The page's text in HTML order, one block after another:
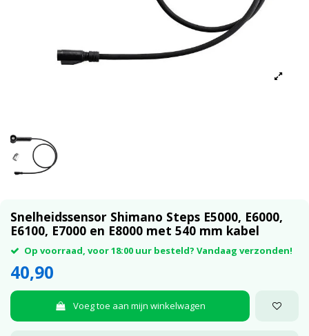
Snelheidssensor Shimano Steps E5000, E6000,
E6100, E7000 en E8000 met 540 mm kabel
Op voorraad, voor 18:00 uur besteld? Vandaag verzonden!
40,90
Voeg toe aan mijn winkelwagen